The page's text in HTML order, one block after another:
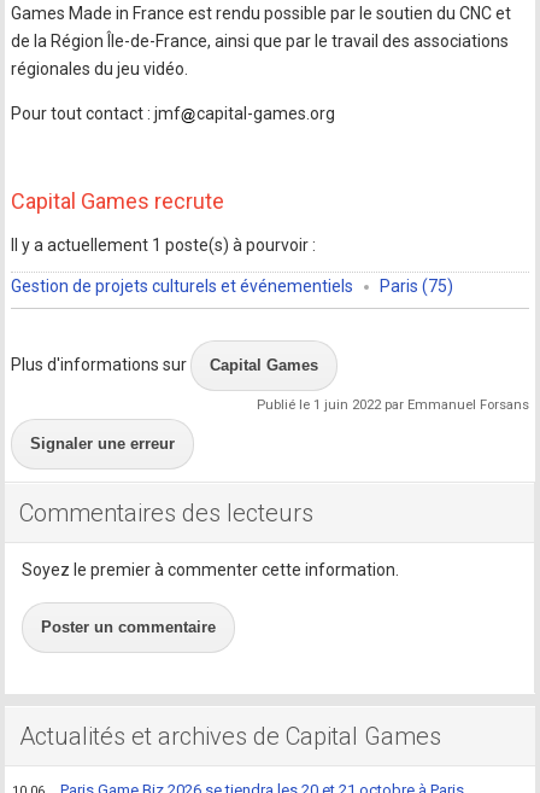
Games Made in France est rendu possible par le soutien du CNC et
de la Région Île-de-France, ainsi que par le travail des associations
régionales du jeu vidéo.
Pour tout contact : jmf capital-games.org
Capital Games recrute
Il y a actuellement 1 poste(s) à pourvoir :
Gestion de projets culturels et événementiels Paris (75)
Plus d'informations sur Capital Games
Publié le 1 juin 2022 par Emmanuel Forsans
Signaler une erreur
Commentaires des lecteurs
Soyez le premier à commenter cette information.
Poster un commentaire
Actualités et archives de Capital Games